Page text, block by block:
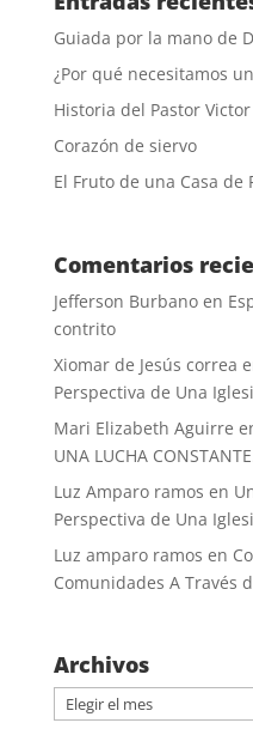
Guiada por la mano de
¿Por qué necesitamos
Historia del Pastor
Corazón de siervo
El Fruto de una Casa de
Comentarios
Jefferson Burbanoen
contrito
Xiomar de Jesús correa
Perspectiva de Una
Mari Elizabeth Aguirre
UNA LUCHA
Luz Amparo ramos en
Perspectiva de Una
Luz amparo ramos en
Comunidades A Través
Archivos
Archivos